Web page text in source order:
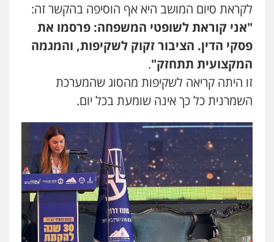
עו"ד יוסי חמצני
כלכלי צווארון לבן פשיעה כלכלית עבירות
מס הלבנת הון
0505471497
פלילי פשיעה כלכלית צווארון לבן
0506217771
עו"ד עידית שינו-אמיתי
פלילי עורכי דין לענייני אסירים פשיעה
חמורה מעצרים וחקירות
0507587013
לקראת סיום המושב היא אף הוסיפה בהקשר זה:
"אני קוראת לשופטי המשפחה: פרסמו את
פסקי הדין. הציבור זקוק לשקיפות, והמגמה
המקצועית תתחזק".
זו היתה קריאה לשקיפות מהסוג שהמערכת
השמרנית כל כך אינה שומעת בכל יום.